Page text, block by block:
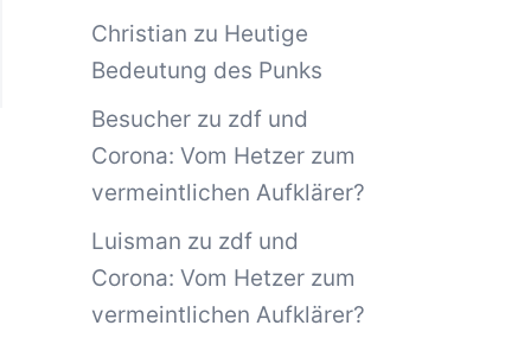
Christian zu Heutige
Bedeutung des Punks
Besucherzu zdf und
Corona: Vom Hetzer zum
vermeintlichen Aufklärer?
Luisman zu zdf und
Corona: Vom Hetzer zum
vermeintlichen Aufklärer?